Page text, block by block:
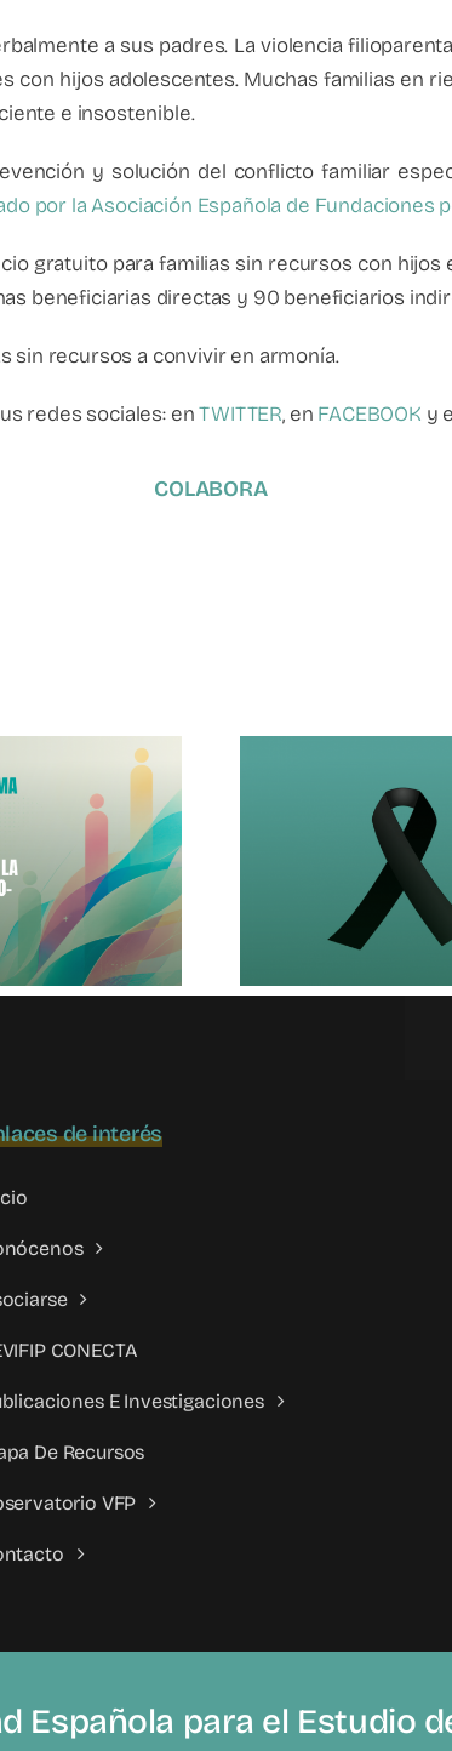
a sus padres. La violencia
con hijos adolescentes. Muchas familias en
e insostenible.
y solución del conflicto familiar
por la Asociación Española de Fundaciones
gratuito para familias sin recursos con hijos
beneficiarias directas y 90 beneficiarios
sin recursos a convivir en armonía.
redes sociales: enTWITTER, en FACEBOOK y
COLABORA
Al Pueblo
Venezuela
de interés
CONECTA
E Investigaciones
De Recursos
VFP
Española para el Estudio